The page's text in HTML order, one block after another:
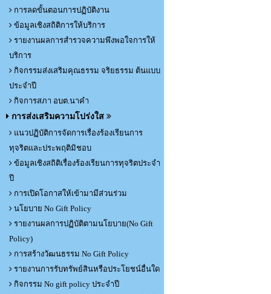
การลดขั้นตอนการปฏิบัติงาน
ข้อมูลเชิงสถิติการให้บริการ
รายงานผลการสำรวจความพึงพอใจการให้
บริการ
กิจกรรมส่งเสริมคุณธรรม จริยธรรม ต้นแบบ
ประจำปี
กิจการสภา อบต.นาคำ
การส่งเสริมความโปร่งใส
แนวปฏิบัติการจัดการเรื่องร้องเรียนการ
ทุจริตและประพฤติมิชอบ
ข้อมูลเชิงสถิติเรื่องร้องเรียนการทุจริตประจำ
ปี
การเปิดโอกาสให้เข้ามามีส่วนร่วม
นโยบาย No Gift Policy
รายงานผลการปฏิบัติตามนโยบาย(No Gift
Policy)
การสร้างวัฒนธรรม No Gift Policy
รายงานการรับทรัพย์สินหรือประโยชน์อื่นใด
กิจกรรม No gift policy ประจำปี